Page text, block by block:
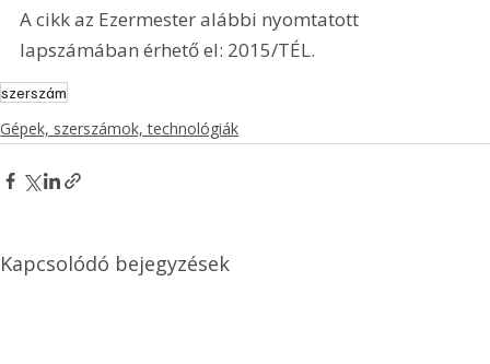
A cikk az Ezermester alábbi nyomtatott
lapszámában érhető el: 2015/TÉL.
szerszám
Gépek, szerszámok, technológiák
Kapcsolódó bejegyzések